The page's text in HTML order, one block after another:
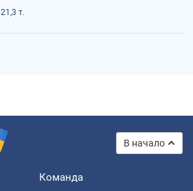
21,3 т.
В начало
Команда